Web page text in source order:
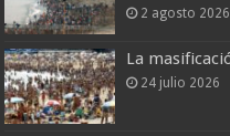
2 agosto 2026
La
24 julio 2026